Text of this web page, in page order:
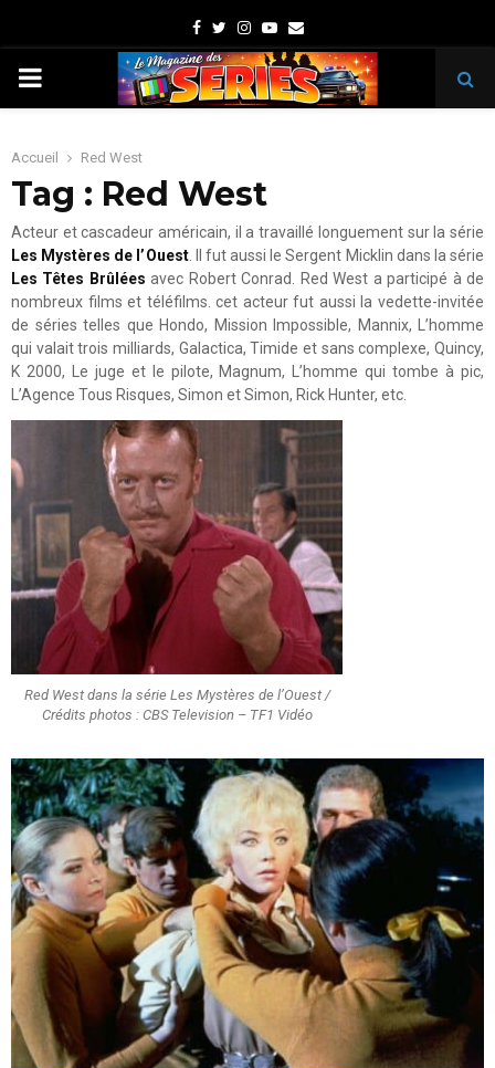
Facebook
TwitterInstagram
Youtube
Email
PRIMARY
Accueil Red West
Tag : Red West
Acteur et cascadeur américain, il a travaillé longuement sur la série
Les Mystères de l’Ouest. Il fut aussi le Sergent Micklin dans la série
Les Têtes Brûlées avec Robert Conrad. Red West a participé à de
nombreux films et téléfilms. cet acteur fut aussi la vedette-invitée
de séries telles que Hondo, Mission Impossible, Mannix, L’homme
qui valait trois milliards, Galactica, Timide et sans complexe, Quincy,
K 2000, Le juge et le pilote, Magnum, L’homme qui tombe à pic,
L’Agence Tous Risques, Simon et Simon, Rick Hunter, etc.
Red West dans la série Les Mystères de l’Ouest /
Crédits photos : CBS Television – TF1 Vidéo